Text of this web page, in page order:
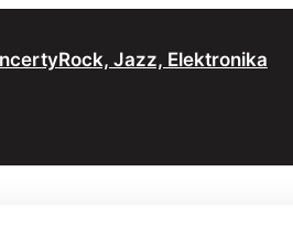
Rock, Jazz, Elektronika